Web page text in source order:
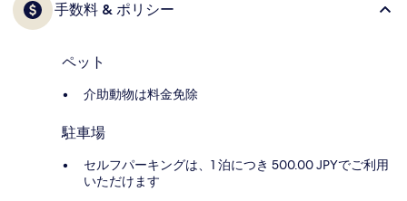
手数料 & ポリシー
ペット
介助動物は料金免除
駐車場
セルフパーキングは、1 泊につき 500.00 JPYでご利用
いただけます